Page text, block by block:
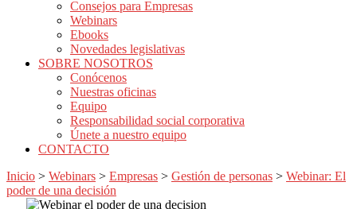
Consejos para Empresas
Webinars
Ebooks
Novedades legislativas
SOBRE NOSOTROS
Conócenos
Nuestras oficinas
Equipo
Responsabilidad social corporativa
Únete a nuestro equipo
CONTACTO
Inicio > Webinars > Empresas > Gestión de personas > Webinar: El
poder de una decisión